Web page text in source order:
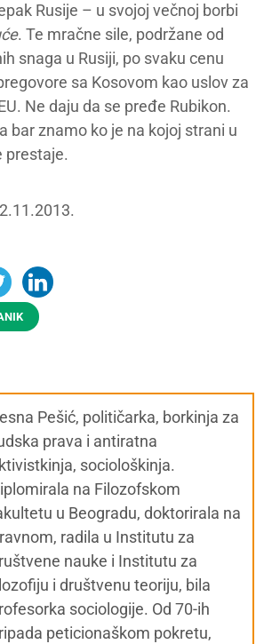
Rusije – u svojoj večnoj borbi
. Te mračne sile, podržane od
snaga u Rusiji, po svaku cenu
sa Kosovom kao uslov za
Ne daju da se pređe Rubikon.
bar znamo ko je na kojoj strani u
prestaje.
Pešić, političarka, borkinja za
prava i antiratna
sociološkinja.
na Filozofskom
u Beogradu, doktorirala na
radila u Institutu za
nauke i Institutu za
i društvenu teoriju, bila
sociologije. Od 70-ih
peticionaškom pokretu,